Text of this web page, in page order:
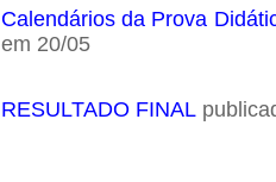
Calendários da Prova
em 20/05
RESULTADO FINAL